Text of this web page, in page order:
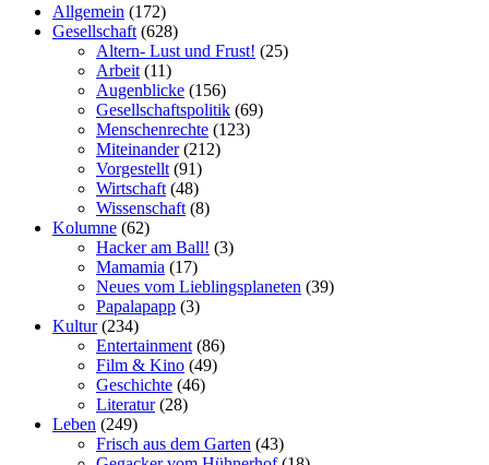
Allgemein (172)
Gesellschaft (628)
Altern- Lust und Frust! (25)
Arbeit (11)
Augenblicke (156)
Gesellschaftspolitik (69)
Menschenrechte (123)
Miteinander(212)
Vorgestellt (91)
Wirtschaft (48)
Wissenschaft (8)
Kolumne (62)
Hacker am Ball! (3)
Mamamia (17)
Neues vom Lieblingsplaneten (39)
Papalapapp (3)
Kultur(234)
Entertainment (86)
Film & Kino (49)
Geschichte (46)
Literatur(28)
Leben (249)
Frisch aus dem Garten (43)